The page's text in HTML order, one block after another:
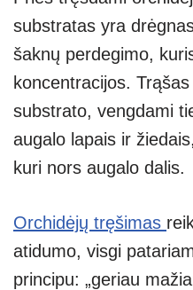
substratas yra
šaknų perdegimo,
koncentracijos.
substrato, vengdami
augalo lapais ir
kuri nors augalo dalis.
Orchidėjų tręšimas
atidumo, visgi
principu: „geriau